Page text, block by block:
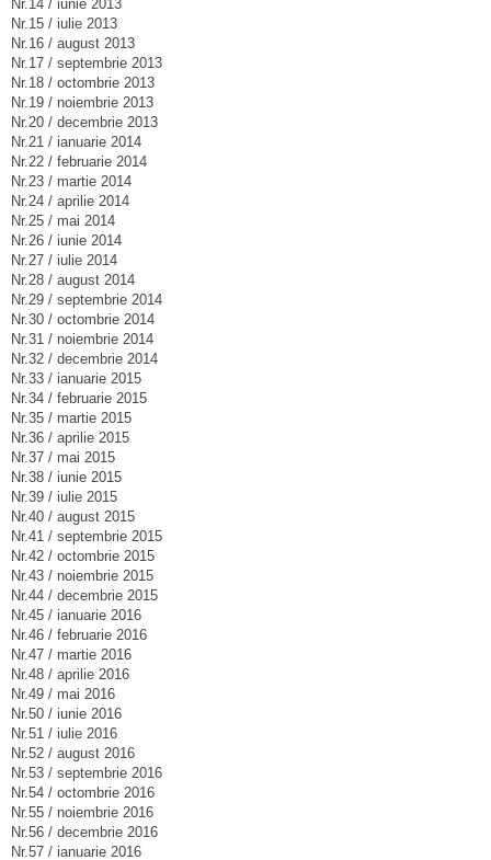
Nr.14 / iunie 2013
Nr.15 / iulie 2013
Nr.16 / august 2013
Nr.17 / septembrie 2013
Nr.18 / octombrie 2013
Nr.19 / noiembrie 2013
Nr.20 / decembrie 2013
Nr.21 / ianuarie 2014
Nr.22 / februarie 2014
Nr.23 / martie 2014
Nr.24 / aprilie 2014
Nr.25 / mai 2014
Nr.26 / iunie 2014
Nr.27 / iulie 2014
Nr.28 / august 2014
Nr.29 / septembrie 2014
Nr.30 / octombrie 2014
Nr.31 / noiembrie 2014
Nr.32 / decembrie 2014
Nr.33 / ianuarie 2015
Nr.34 / februarie 2015
Nr.35 / martie 2015
Nr.36 / aprilie 2015
Nr.37 / mai 2015
Nr.38 / iunie 2015
Nr.39 / iulie 2015
Nr.40 / august 2015
Nr.41 / septembrie 2015
Nr.42 / octombrie 2015
Nr.43 / noiembrie 2015
Nr.44 / decembrie 2015
Nr.45 / ianuarie 2016
Nr.46 / februarie 2016
Nr.47 / martie 2016
Nr.48 / aprilie 2016
Nr.49 / mai 2016
Nr.50 / iunie 2016
Nr.51 / iulie 2016
Nr.52 / august 2016
Nr.53 / septembrie 2016
Nr.54 / octombrie 2016
Nr.55 / noiembrie 2016
Nr.56 / decembrie 2016
Nr.57 / ianuarie 2016